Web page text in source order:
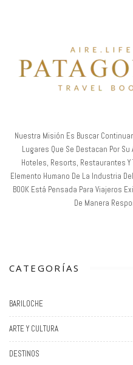
Nuestra Misión Es Buscar
Lugares Que Se Destacan Por
Hoteles, Resorts, Restaurantes
Elemento Humano De La Industria Del
BOOK Está Pensada Para Viajeros
De Manera
CATEGORÍAS
BARILOCHE
ARTE Y CULTURA
DESTINOS